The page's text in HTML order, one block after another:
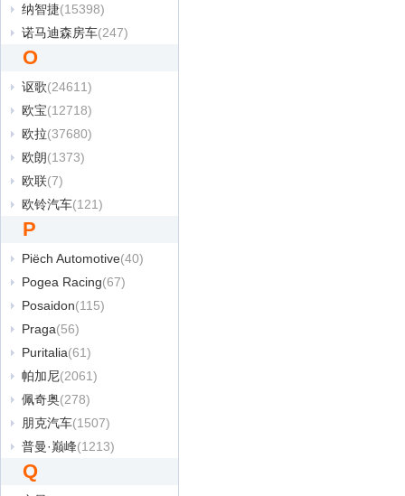
纳智捷(15398)
诺马迪森房车(247)
O
讴歌(24611)
欧宝(12718)
欧拉(37680)
欧朗(1373)
欧联(7)
欧铃汽车(121)
P
Piëch Automotive(40)
Pogea Racing(67)
Posaidon(115)
Praga(56)
Puritalia(61)
帕加尼(2061)
佩奇奥(278)
朋克汽车(1507)
普曼·巅峰(1213)
Q